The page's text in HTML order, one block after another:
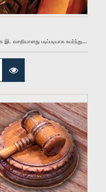
பா.உ.
பா.உ.
வசதியானது படிப்படியாக உயர்ந்து...